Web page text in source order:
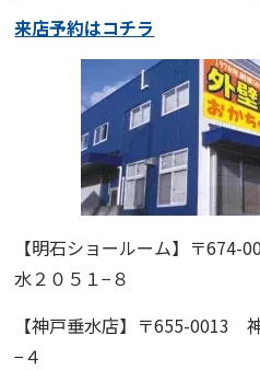
来店予約はコチラ
【明石ショールーム】 〒674-
水２０５１−８
【神戸垂水店】 〒655-0013
−４